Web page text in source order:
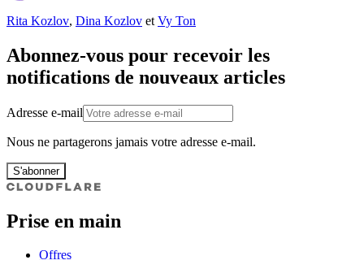
Rita Kozlov, Dina Kozlov et Vy Ton
Abonnez-vous pour recevoir les
notifications de nouveaux articles
Adresse e-mail
Nous ne partagerons jamais votre adresse e-mail.
S'abonner
Prise en main
Offres